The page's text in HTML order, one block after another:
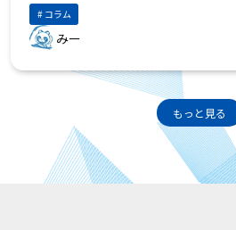
コラム
みー
もっと見る